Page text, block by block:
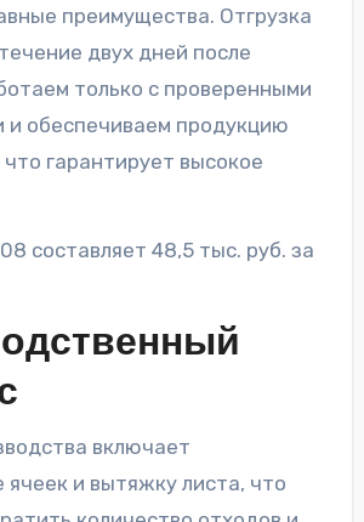
преимущества. Отгрузка
двух дней после
только с проверенными
и обеспечиваем продукцию
гарантирует высокое
составляет 48,5 тыс. руб. за
включает
и вытяжку листа, что